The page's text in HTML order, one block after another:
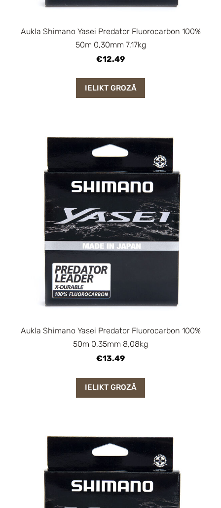
Aukla Shimano Yasei Predator Fluorocarbon 100%
50m 0,30mm 7,17kg
€12.49
IELIKT GROZĀ
Aukla Shimano Yasei Predator Fluorocarbon 100%
50m 0,35mm 8,08kg
€13.49
IELIKT GROZĀ